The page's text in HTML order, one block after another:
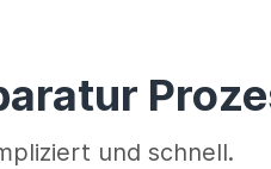
und schnell.